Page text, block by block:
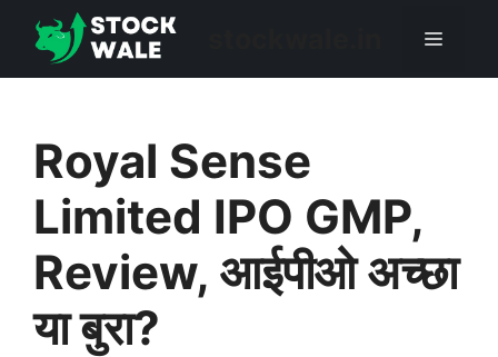
content
Menu
Royal Sense
Limited IPO GMP,
Review, आईपीओ अच्छा
या बुरा?